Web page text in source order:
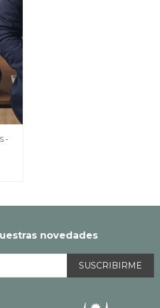
-
novedades
SUSCRIBIRME